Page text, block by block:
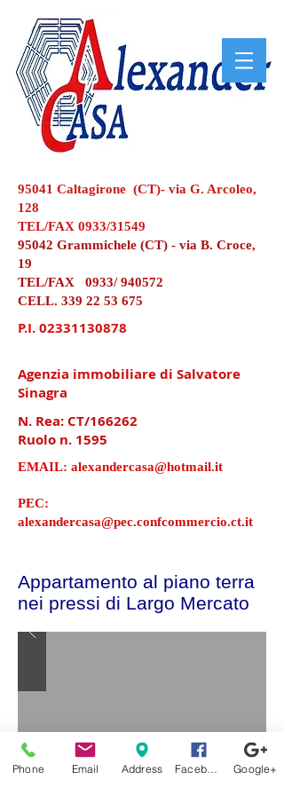
95041 Caltagirone (CT)- via G. Arcoleo,
128
TEL/FAX 0933/31549
95042 Grammichele (CT) - via B. Croce,
19
TEL/FAX 0933/ 940572
CELL. 339 22 53 675
P.I.02331130878
Agenzia immobiliare di Salvatore
Sinagra
N. Rea: CT/166262
Ruolo n. 1595
EMAIL: alexandercasa@hotmail.it
PEC:
alexandercasa@pec.confcommercio.ct.it
Appartamento al piano terra
nei pressi di Largo Mercato
Phone Email Address Google+